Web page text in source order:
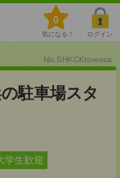
0
気になる！ ログイン
No.SHKCKtoressa
駐車場スタ
学生歓迎